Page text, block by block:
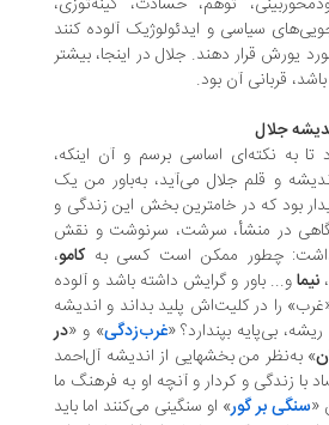
و ایدئولوژیک آلوده کنند
قرار دهند. جلال در اینجا، بیشتر
آن بود.
نکته‌‏ای اساسی برسم و آن اینکه،
قلم جلال می‏‌آید، به‌باور من یک
که در خام‏ترین بخش این زندگی و
در منشأ، سرشت، سرنوشت و نقش
چطور ممکن است کسی بهکامو،
باور و گرایش داشته باشد و آلوده
در کلیت‌اش پلید بداند و اندیشه
بپندارد؟ «غرب‌زدگی» و «در
من بخش‏هایی از اندیشه آل‏‌احمد
و کردار و آنچه او به فرهنگ ما
بر گور» او سنگینی می‏‌کنند اما باید